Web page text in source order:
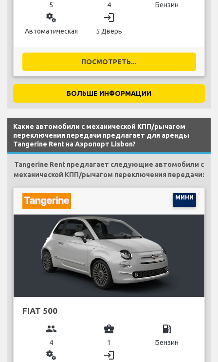
5 4 Бензин
miscellaneous_services
Автоматическая
login
5 Дверь
ПОСМОТРЕТЬ...
БОЛЬШЕ ИНФОРМАЦИИ
Какие автомобили с механической КПП/рычагом
переключения передачи предлагает для аренды
Tangerine Rent на Аэропорт Lisbon?
Tangerine Rent предлагает следующие автомобили с
механической КПП/рычагом переключения передачи:
МИНИ
FIAT 500
group
4
business_center
1
local_gas_station
Бензин
miscellaneous_services login